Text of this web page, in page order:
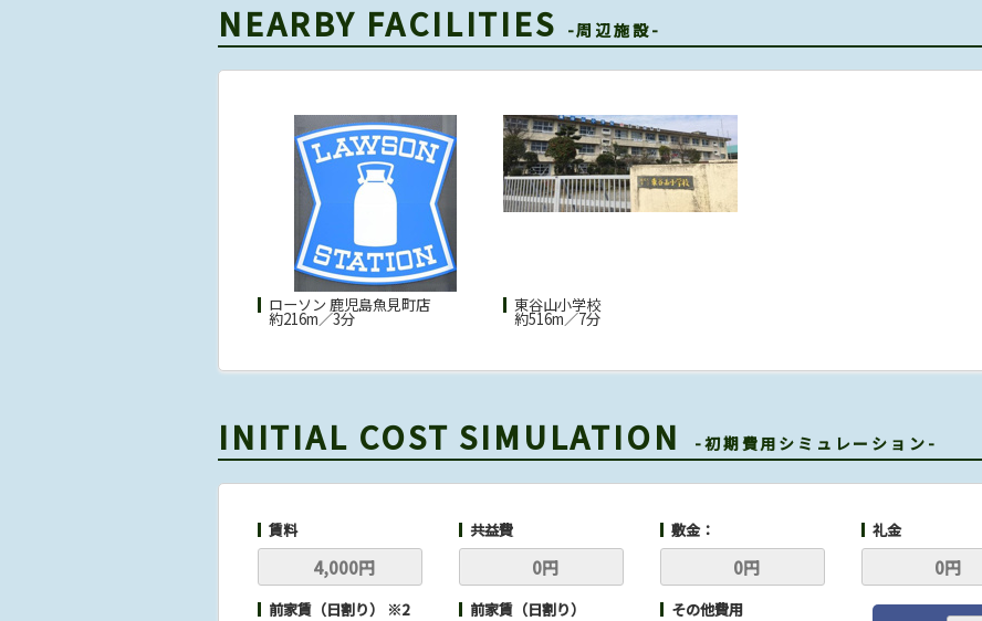
NEARBY FACILITIES -周辺施設-
ローソン 鹿児島魚見町店
約216m／3分
東谷山小学校
約516m／7分
INITIAL COST SIMULATION -初期費用シミュレーション-
賃料 共益費 敷金： 礼金
前家賃（日割り） ※2 前家賃（日割り） その他費用